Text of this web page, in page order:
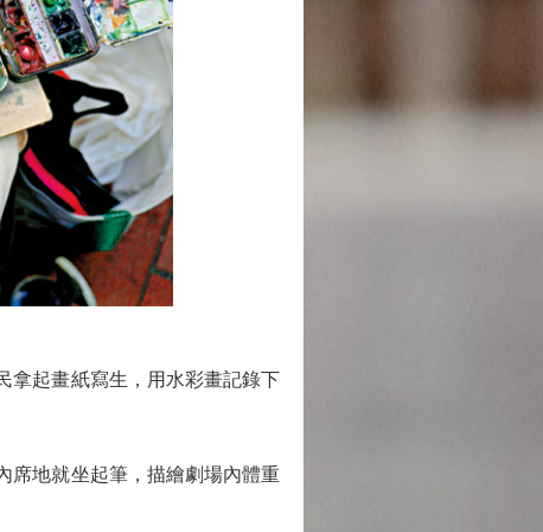
起畫紙寫生，用水彩畫記錄下
地就坐起筆，描繪劇場內體重